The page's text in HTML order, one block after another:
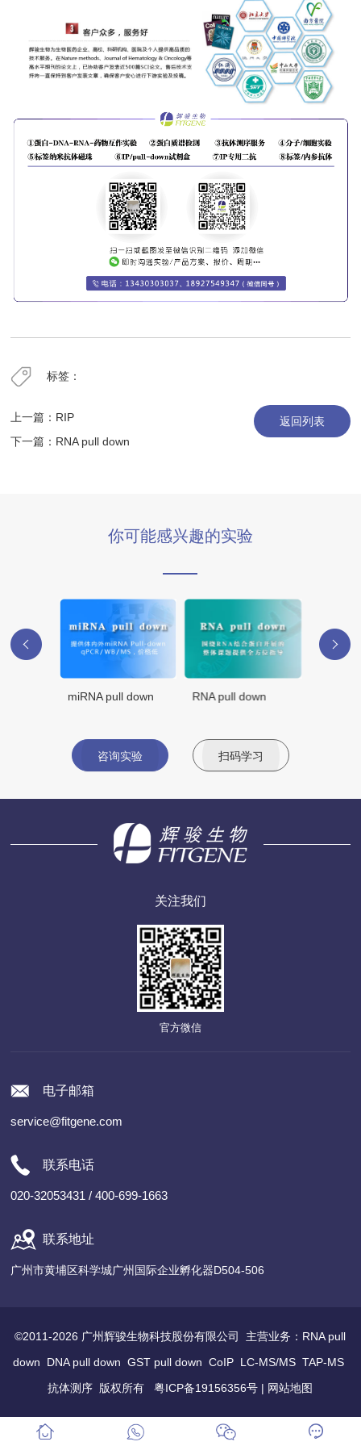
标签：
上一篇： RIP
下一篇： RNA pull down
返回列表
你可能感兴趣的实验
miRNA pull down RNA pull down
咨询实验 扫码学习
关注我们
官方微信
电子邮箱
service@fitgene.com
联系电话
020-32053431 / 400-699-1663
联系地址
广州市黄埔区科学城广州国际企业孵化器D504-506
©2011-2026 广州辉骏生物科技股份有限公司 主营业务： RNA pull
down
DNA pull down GST pull down CoIP LC-MS/MS TAP-MS
抗体测序 版权所有粤ICP备19156356号 | 网站地图